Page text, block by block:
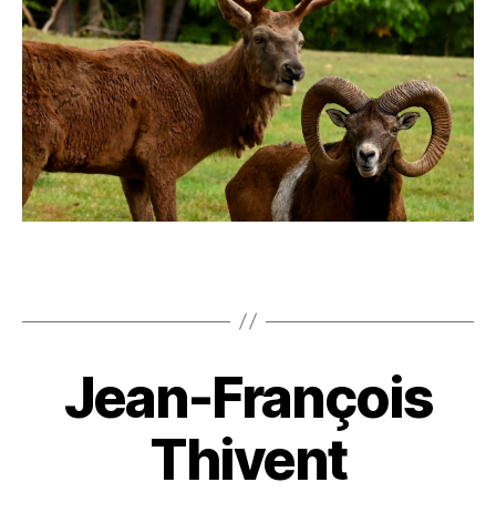
Jean-François
Thivent